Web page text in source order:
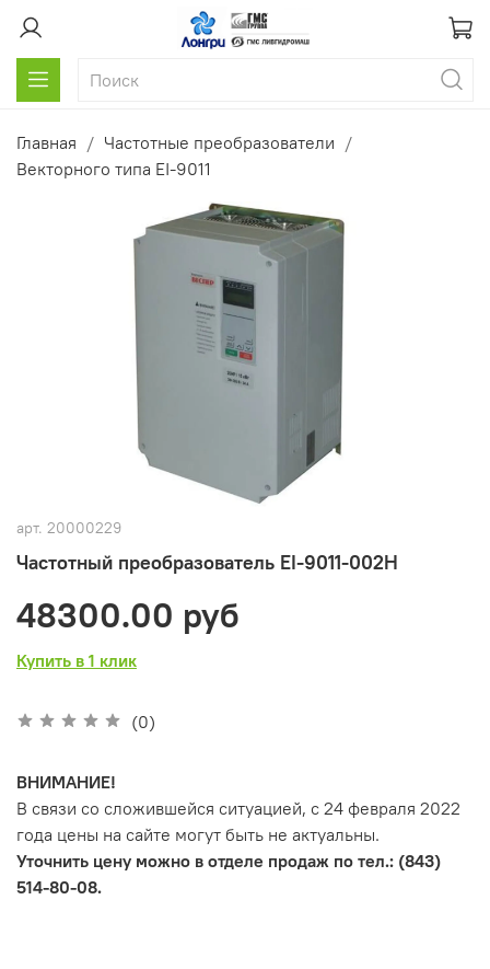
Главная
Частотные преобразователи
Векторного типа EI-9011
арт. 20000229
Частотный преобразователь EI-9011-002H
(0)
48300.00 руб
Купить в 1 клик
ВНИМАНИЕ!
В связи со сложившейся ситуацией, с 24 февраля 2022
года цены на сайте могут быть не актуальны.
Уточнить цену можно в отделе продаж по тел.: (843)
514-80-08.